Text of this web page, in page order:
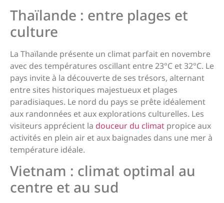
Thaïlande : entre plages et
culture
La Thaïlande présente un climat parfait en novembre
avec des températures oscillant entre 23°C et 32°C. Le
pays invite à la découverte de ses trésors, alternant
entre sites historiques majestueux et plages
paradisiaques. Le nord du pays se prête idéalement
aux randonnées et aux explorations culturelles. Les
visiteurs apprécient la douceur du climat propice aux
activités en plein air et aux baignades dans une mer à
température idéale.
Vietnam : climat optimal au
centre et au sud